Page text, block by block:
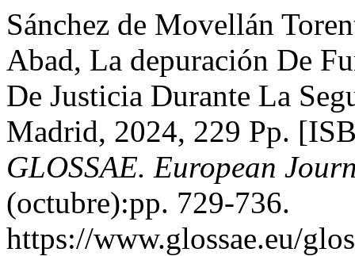
Sánchez de Movellán
Abad, La depuración De
De Justicia Durante La
Madrid, 2024, 229 Pp.
GLOSSAE. European
(octubre):pp. 729-736.
https://www.glossae.eu/